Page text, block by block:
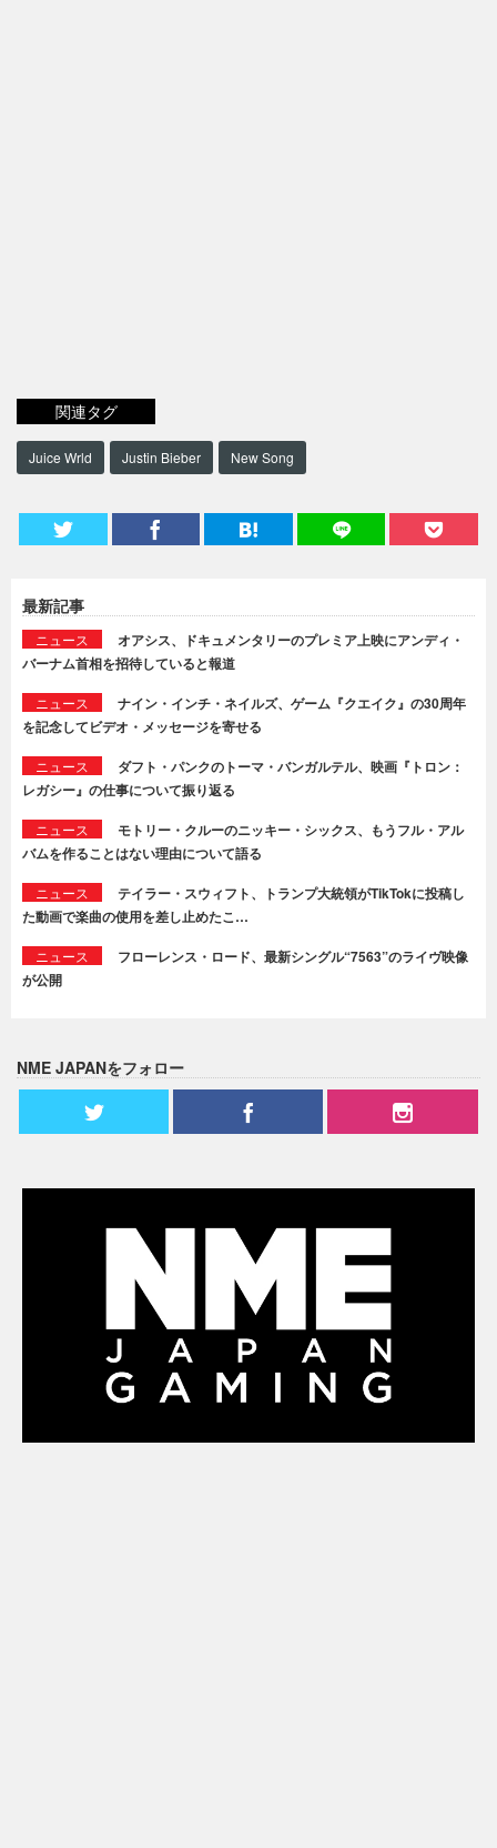
関連タグ
Juice Wrld Justin Bieber New Song
最新記事
ニュース
オアシス、ドキュメンタリーのプレミア上映にアンディ・
バーナム首相を招待していると報道
ニュース
ナイン・インチ・ネイルズ、ゲーム『クエイク』の30周年
を記念してビデオ・メッセージを寄せる
ニュース
ダフト・パンクのトーマ・バンガルテル、映画『トロン：
レガシー』の仕事について振り返る
ニュース
モトリー・クルーのニッキー・シックス、もうフル・アル
バムを作ることはない理由について語る
ニュース
テイラー・スウィフト、トランプ大統領がTikTokに投稿し
た動画で楽曲の使用を差し止めたこ…
ニュース
フローレンス・ロード、最新シングル“7563”のライヴ映像
が公開
NME JAPANをフォロー